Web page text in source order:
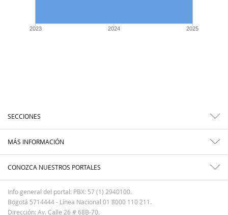
2023 2024 2025
SECCIONES
MÁS INFORMACIÓN
CONOZCA NUESTROS PORTALES
Info general del portal: PBX: 57 (1) 2940100.
Bogotá 5714444 - Línea Nacional 01 8000 110 211.
Dirección: Av. Calle 26 # 68B-70.